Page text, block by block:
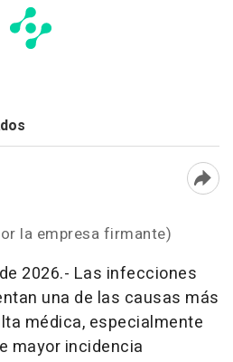
la empresa firmante)
2026.- Las infecciones
una de las causas más
médica, especialmente
mayor incidencia